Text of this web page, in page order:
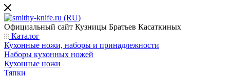
Официальный сайт Кузницы Братьев Касаткиных
Каталог
Кухонные ножи, наборы и принадлежности
Наборы кухонных ножей
Кухонные ножи
Тяпки